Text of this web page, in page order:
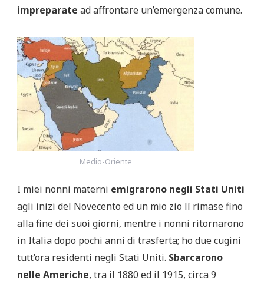
impreparate ad affrontare un’emergenza comune.
Medio-Oriente
I miei nonni materni emigrarono negli Stati Uniti
agli inizi del Novecento ed un mio zio lì rimase fino
alla fine dei suoi giorni, mentre i nonni ritornarono
in Italia dopo pochi anni di trasferta; ho due cugini
tutt’ora residenti negli Stati Uniti. Sbarcarono
nelle Americhe, tra il 1880 ed il 1915, circa 9